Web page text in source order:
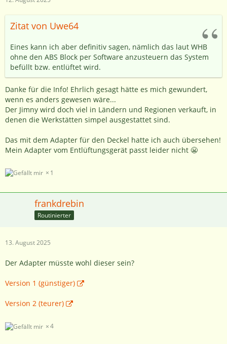
Zitat von Uwe64
Eines kann ich aber definitiv sagen, nämlich das laut WHB
ohne den ABS Block per Software anzusteuern das System
befüllt bzw. entlüftet wird.
Danke für die Info! Ehrlich gesagt hätte es mich gewundert,
wenn es anders gewesen wäre...
Der Jimny wird doch viel in Ländern und Regionen verkauft, in
denen die Werkstätten simpel ausgestattet sind.
Das mit dem Adapter für den Deckel hatte ich auch übersehen!
Mein Adapter vom Entlüftungsgerät passt leider nicht 😬
1
frankdrebin
Routinierter
13. August 2025
Der Adapter müsste wohl dieser sein?
Version 1 (günstiger)
Version 2 (teurer)
4